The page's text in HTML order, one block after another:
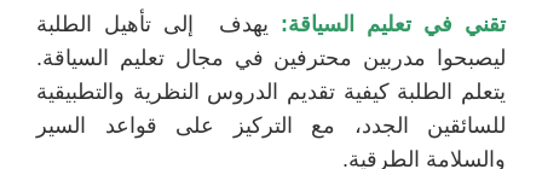
تقني في تعليم السياقة: يهدف إلى تأهيل الطلبة
ليصبحوا مدربين محترفين في مجال تعليم السياقة.
يتعلم الطلبة كيفية تقديم الدروس النظرية والتطبيقية
للسائقين الجدد، مع التركيز على قواعد السير
والسلامة الطرقية.